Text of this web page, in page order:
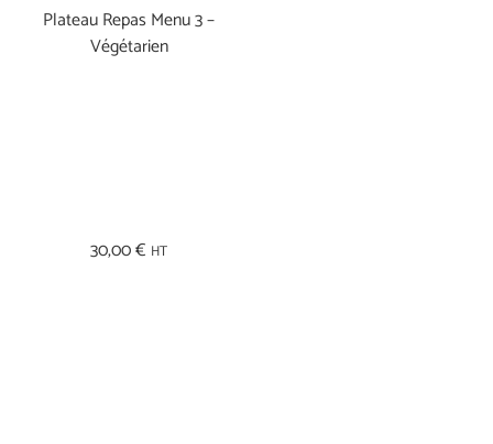
Plateau Repas Menu 3 –
Végétarien
30,00€ HT